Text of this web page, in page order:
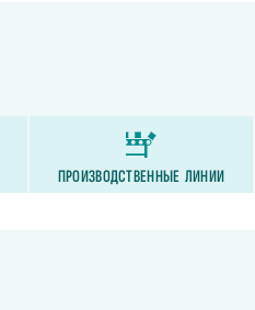
ПРОИЗВОДСТВЕННЫЕ ЛИНИИ